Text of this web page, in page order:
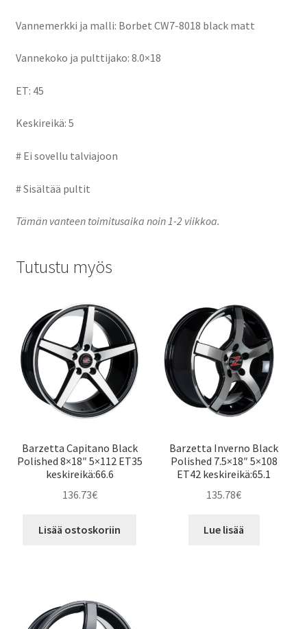
Vannemerkki ja malli: Borbet CW7-8018 black matt
Vannekoko ja pulttijako: 8.0×18
ET: 45
Keskireikä: 5
# Ei sovellu talviajoon
# Sisältää pultit
Tämän vanteen toimitusaika noin 1-2 viikkoa.
Tutustu myös
Barzetta Capitano Black
Polished 8×18″ 5×112 ET35
keskireikä:66.6
136.73€
Lisää ostoskoriin
Barzetta Inverno Black
Polished 7.5×18″ 5×108
ET42 keskireikä:65.1
135.78€
Lue lisää